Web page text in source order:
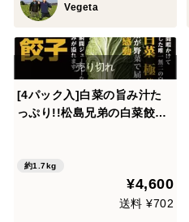
Vegeta
[4パック入]白菜の旨み汁た
っぷり!!松島兄弟の白菜餃子
約1.7kg
¥4,600
送料 ¥702